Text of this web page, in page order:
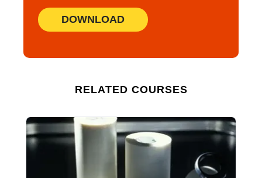
DOWNLOAD
RELATED COURSES